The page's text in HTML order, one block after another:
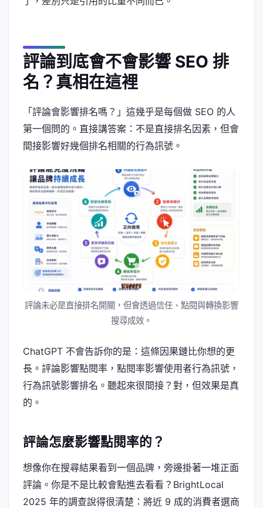
評論到底會不會影響 SEO 排
名？真相在這裡
「評論會影響排名嗎？」這幾乎是每個做 SEO 的人
第一個問的。直接講答案：不是直接排名因素，但會
間接影響好幾個排名相關的行為訊號。
評論未必是直接排名開關，但會透過信任、點閱與轉換影響
搜尋成效。
ChatGPT 不會告訴你的是：這條因果鏈比你想的更
長。評論影響點閱率，點閱率影響使用者行為訊號，
行為訊號影響排名。聽起來很間接？對，但效果是真
的。
評論怎麼影響點閱率的？
想像你在搜尋結果看到一個品牌，旁邊掛著一堆正面
評論。你是不是比較會點進去看看？BrightLocal
2025 年的調查說得很清楚：將近 9 成的消費者選商